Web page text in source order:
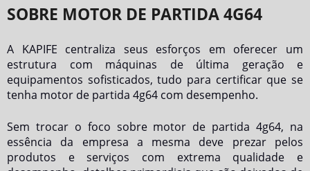
SOBRE MOTOR DE PARTIDA 4G64
A KAPIFE centraliza seus esforços em oferecer um
estrutura com máquinas de última geração e
equipamentos sofisticados, tudo para certificar que se
tenha motor de partida 4g64 com desempenho.
Sem trocar o foco sobre motor de partida 4g64, na
essência da empresa a mesma deve prezar pelos
produtos e serviços com extrema qualidade e